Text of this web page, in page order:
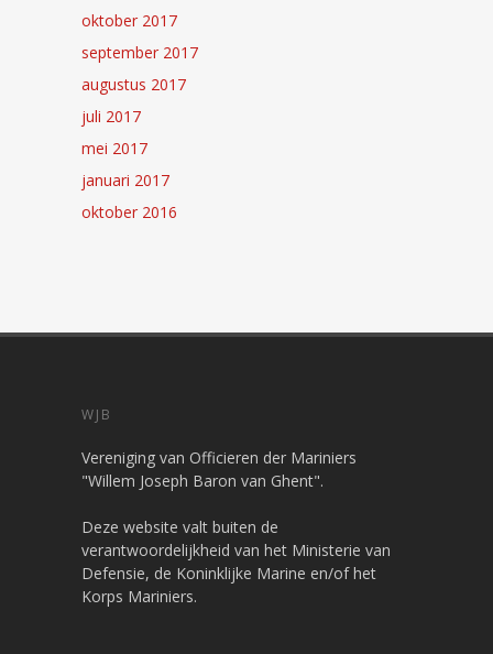
oktober 2017
september 2017
augustus 2017
juli 2017
mei 2017
januari 2017
oktober 2016
WJB
Vereniging van Officieren der Mariniers
"Willem Joseph Baron van Ghent".
Deze website valt buiten de
verantwoordelijkheid van het Ministerie van
Defensie, de Koninklijke Marine en/of het
Korps Mariniers.